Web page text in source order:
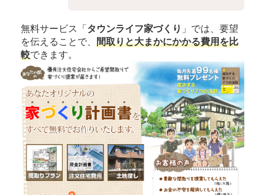
無料サービス「タウンライフ家づくり 」では、要望
を伝えることで、 間取りと大まかにかかる費用を比
較できます。